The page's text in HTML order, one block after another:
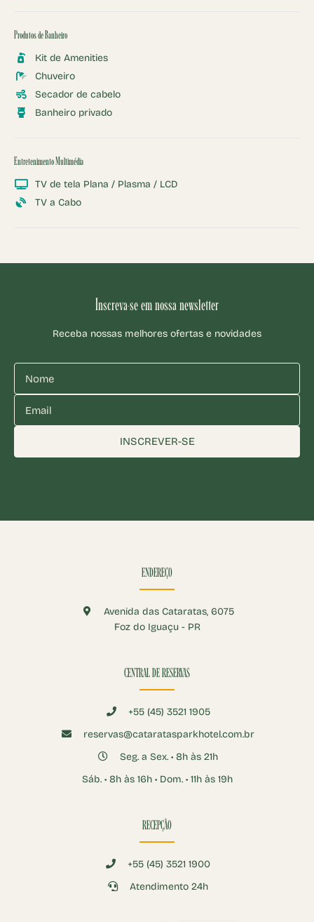
Produtos de Banheiro
Kit de Amenities
Chuveiro
Secador de cabelo
Banheiro privado
Entretenimento Multimédia
TV de tela Plana / Plasma / LCD
TV a Cabo
Inscreva-se em nossa newsletter
Receba nossas melhores ofertas e novidades
INSCREVER-SE
ENDEREÇO
Avenida das Cataratas, 6075
Foz do Iguaçu - PR
CENTRAL DE RESERVAS
+55 (45) 3521 1905
reservas@cataratasparkhotel.com.br
Seg. a Sex. • 8h às 21h
Sáb. • 8h às 16h • Dom. • 11h às 19h
RECEPÇÃO
+55 (45) 3521 1900
Atendimento 24h